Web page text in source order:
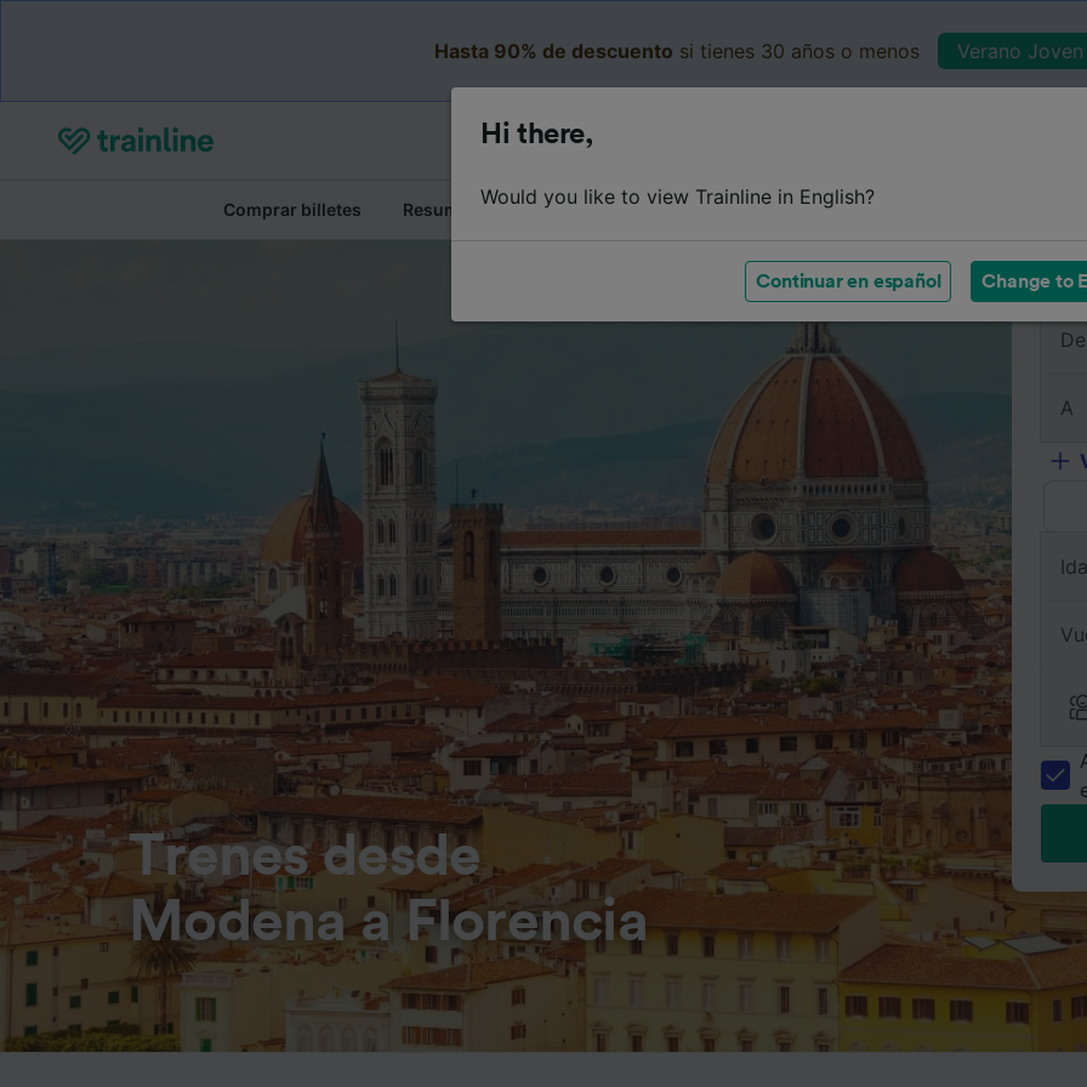
Hasta 90% de descuento si tienes 30 años o menos Verano
Comprar billetes Resumen del viaje Horarios Clases Servicios a bordo
Trenes desde
Modena a Florencia
De
A
Ida
Hi there,
Would you like to view Trainline in English?
Continuar en español Change to